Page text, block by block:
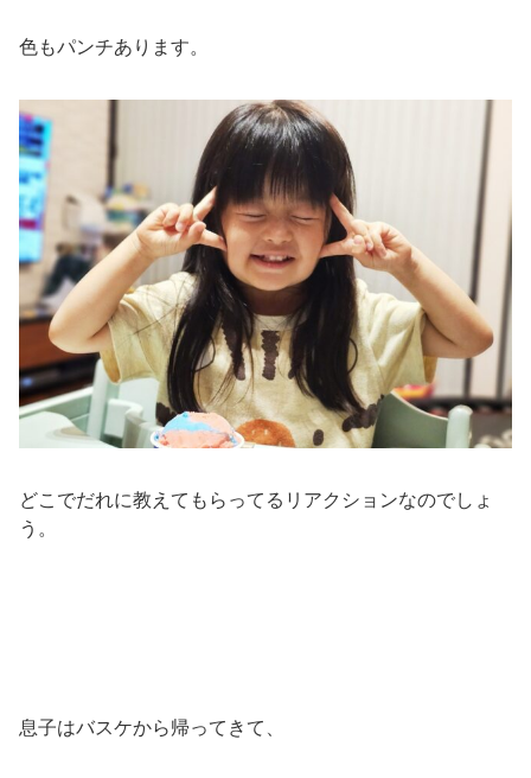
色もパンチあります。
どこでだれに教えてもらってるリアクションなのでしょ
う。
息子はバスケから帰ってきて、